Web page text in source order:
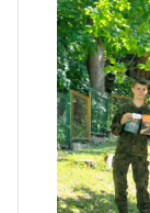
Portugalii
na